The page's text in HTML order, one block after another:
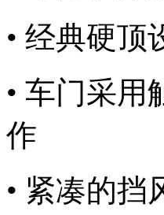
• 经典硬顶
• 车门采用
作
• 紧凑的挡